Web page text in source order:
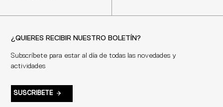
¿QUIERES RECIBIR NUESTRO BOLETÍN?
Subscríbete para estar al día de todas las novedades y
actividades
SUSCRIBETE